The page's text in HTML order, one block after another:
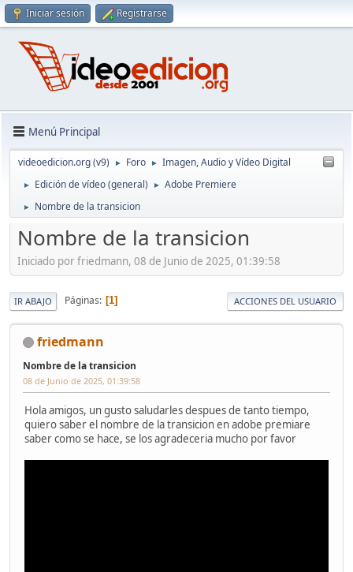
Iniciar sesión Registrarse
Menú Principal
videoedicion.org (v9) ► Foro ► Imagen, Audio y Vídeo Digital
► Edición de vídeo (general) ► Adobe Premiere
► Nombre de la transicion
Nombre de la transicion
Iniciado por friedmann, 08 de Junio de 2025, 01:39:58
IR ABAJO Páginas 1 ACCIONES DEL USUARIO
friedmann
Nombre de la transicion
08 de Junio de 2025, 01:39:58
Hola amigos, un gusto saludarles despues de tanto tiempo,
quiero saber el nombre de la transicion en adobe premiare
saber como se hace, se los agradeceria mucho por favor